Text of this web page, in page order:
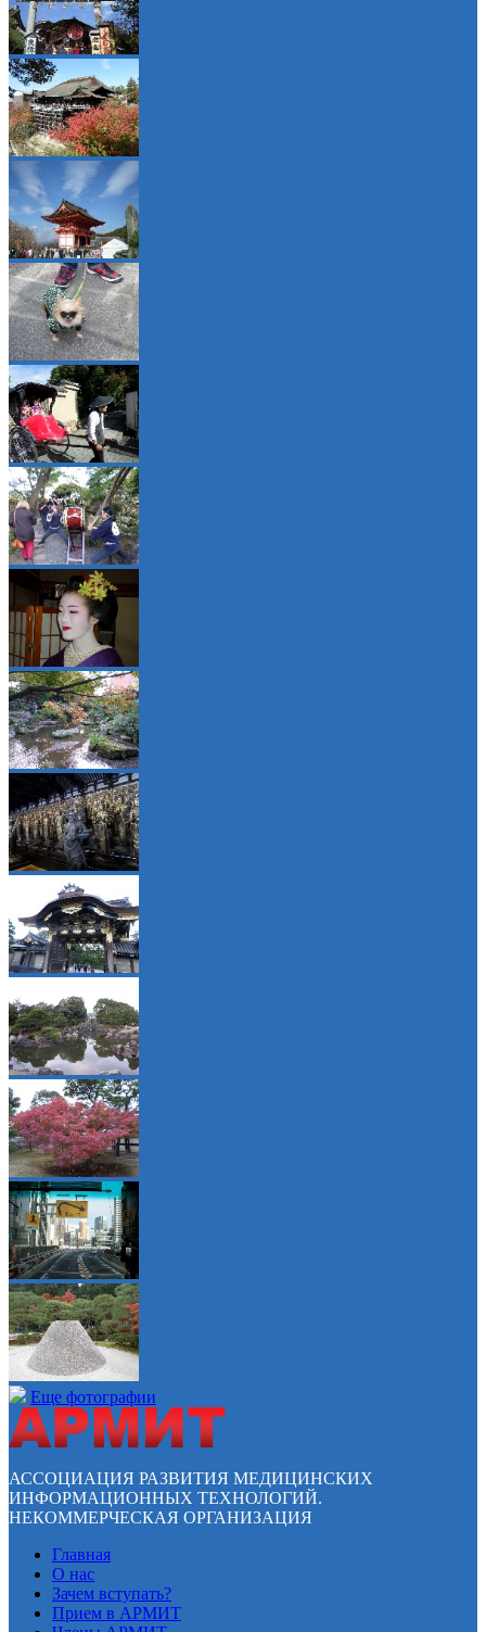
Еще фотографии
АССОЦИАЦИЯ РАЗВИТИЯ МЕДИЦИНСКИХ
ИНФОРМАЦИОННЫХ ТЕХНОЛОГИЙ.
НЕКОММЕРЧЕСКАЯ ОРГАНИЗАЦИЯ
Главная
О нас
Зачем вступать?
Прием в АРМИТ